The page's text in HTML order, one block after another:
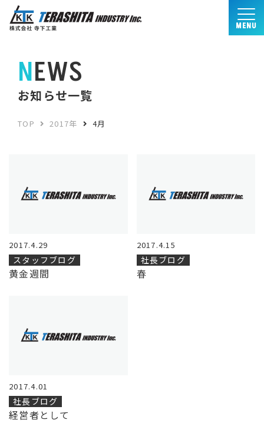
MENU
NEWS
お知らせ一覧
TOP 2017年 4月
2017.4.29
スタッフブログ
黄金週間
2017.4.15
社長ブログ
春
2017.4.01
社長ブログ
経営者として